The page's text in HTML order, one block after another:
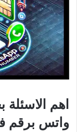
اهم
واتس برقم